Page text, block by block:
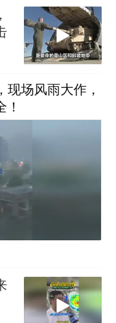
现场风雨大作，